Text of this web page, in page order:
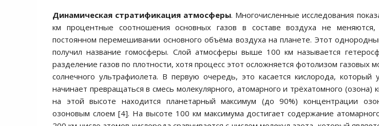
Динамическая стратификация атмосферы. Многочисленные исследования
км процентные соотношения основных газов в составе воздуха не меняются,
постоянном перемешивании основного объёма воздуха на планете. Этот
получил название гомосферы. Слой атмосферы выше 100 км называется
разделение газов по плотности, хотя процесс этот осложняется фотолизом газовых
солнечного ультрафиолета. В первую очередь, это касается кислорода,
начинает превращаться в смесь молекулярного, атомарного и трёхатомного (озона)
на этой высоте находится планетарный максимум (до 90%) концентрации
озоновым слоем [4]. На высоте 100 км максимума достигает содержание